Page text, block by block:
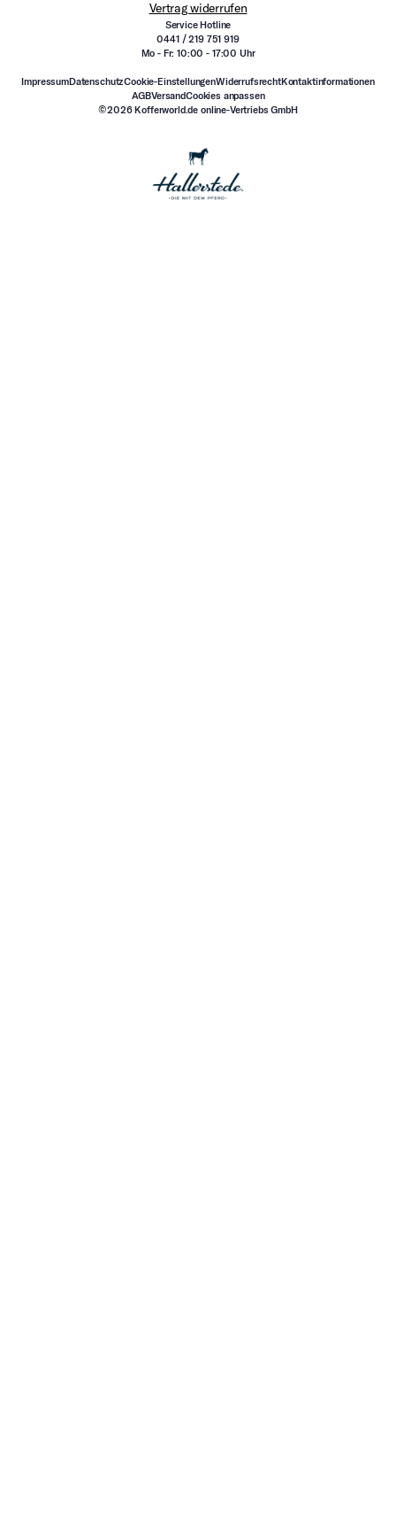
Vertrag widerrufen
Service Hotline
0441 / 219 751 919
Mo - Fr: 10:00 - 17:00 Uhr
ImpressumDatenschutzCookie-EinstellungenWiderrufsrechtKontaktinformationen
AGBVersandCookies anpassen
©2026 Kofferworld.de online-Vertriebs GmbH